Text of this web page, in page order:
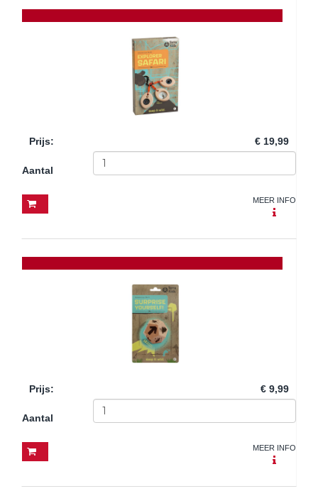
Prijs: € 19,99
Aantal
MEER INFO
Prijs: € 9,99
Aantal
MEER INFO